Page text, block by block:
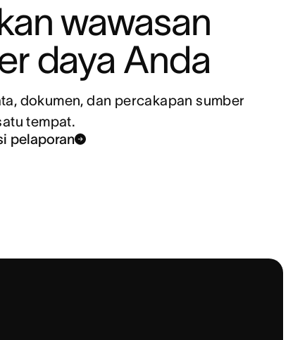
wawasan
daya Anda
dokumen, dan percakapan sumber
tempat.
pelaporan